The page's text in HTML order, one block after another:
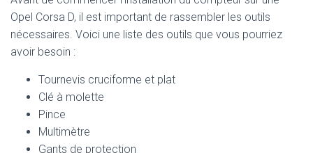
Opel Corsa D, il est important de rassembler les outils
nécessaires. Voici une liste des outils que vous pourriez
avoir besoin :
Tournevis cruciforme et plat
Clé à molette
Pince
Multimètre
Gants de protection